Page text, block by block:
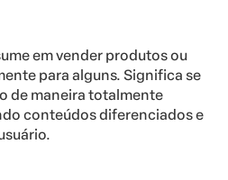
em vender produtos ou
para alguns. Significa se
de maneira totalmente
conteúdos diferenciados e